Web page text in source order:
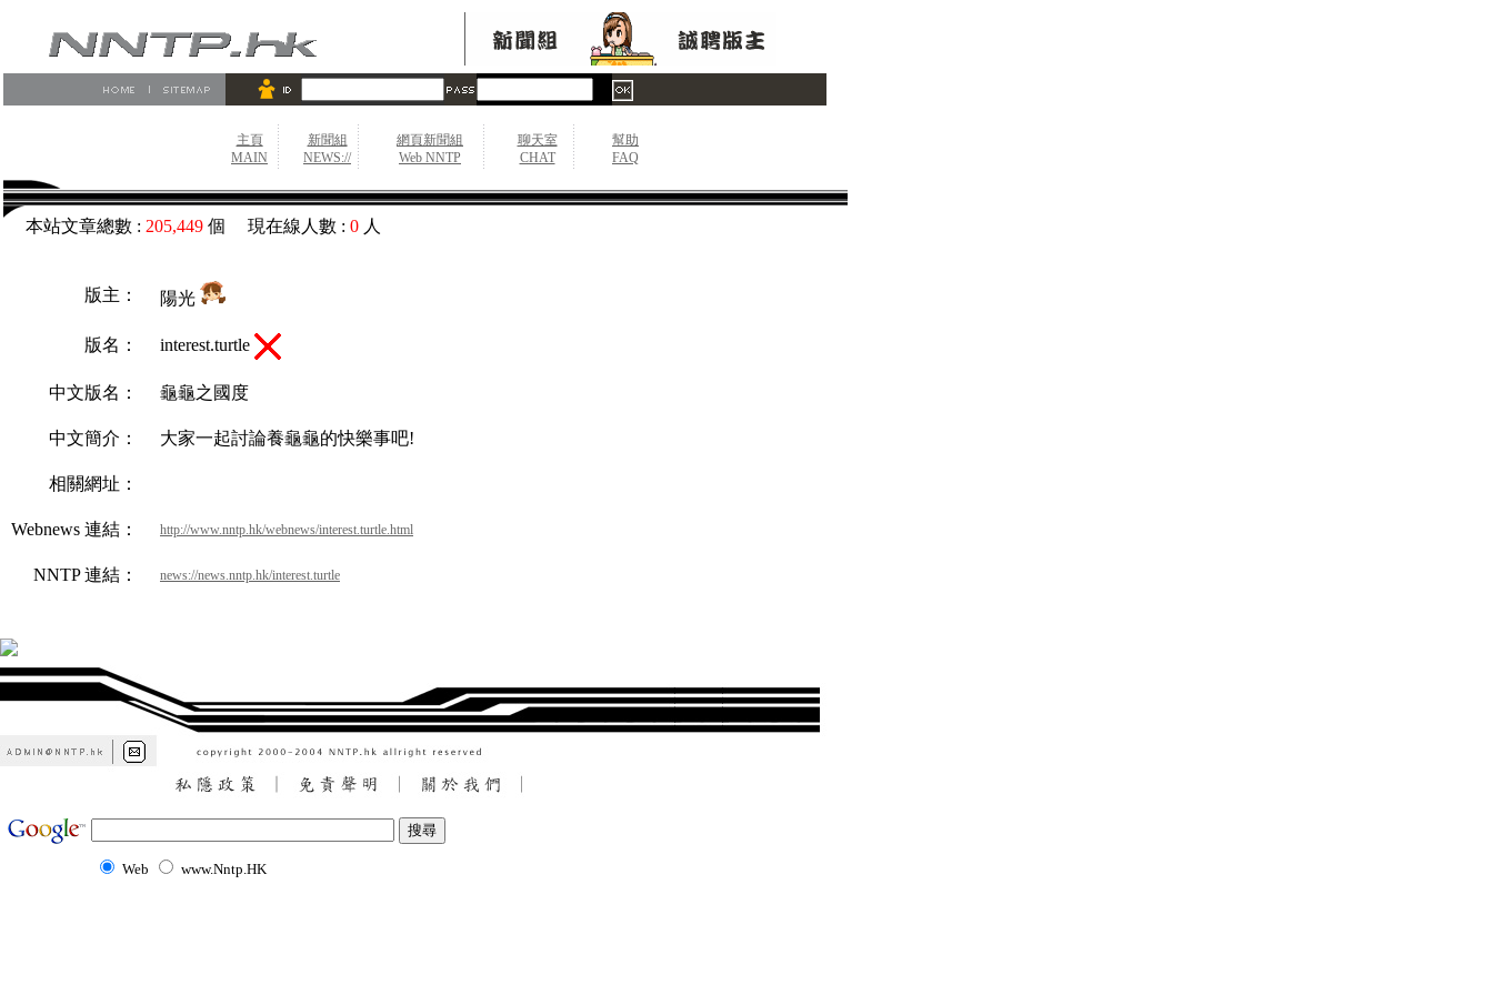
主頁
MAIN
新聞組
NEWS://
網頁新聞組
Web NNTP
聊天室
CHAT
幫助
FAQ
本站文章總數 : 205,449 個 現在線人數 : 0 人
版主： 陽光
版名： interest.turtle
中文版名： 龜龜之國度
中文簡介： 大家一起討論養龜龜的快樂事吧!
相關網址：
Webnews 連結： http://www.nntp.hk/webnews/interest.turtle.html
NNTP 連結： news://news.nntp.hk/interest.turtle
Web www.Nntp.HK